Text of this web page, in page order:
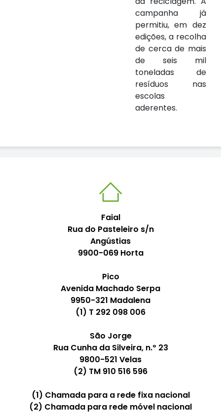
campanha já
permitiu, em dez
edições, a recolha
de cerca de mais
de seis mil
toneladas de
resíduos nas
escolas
aderentes.
Faial
Rua do Pasteleiro s/n
Angústias
9900-069 Horta
Pico
Avenida Machado Serpa
9950-321 Madalena
(1) T 292 098 006
São Jorge
Rua Cunha da Silveira, n.º 23
9800-521 Velas
(2) TM 910 516 596
(1) Chamada para a rede fixa nacional
(2) Chamada para rede móvel nacional